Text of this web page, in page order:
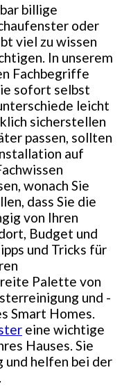
billige
oder
viel zu wissen
In unserem
Fachbegriffe
sofort selbst
leicht
sicherstellen
passen, sollten
auf
wonach Sie
dass Sie die
von Ihren
Budget und
und Tricks für
Palette von
und -
Smart Homes.
eine wichtige
Hauses. Sie
helfen bei der